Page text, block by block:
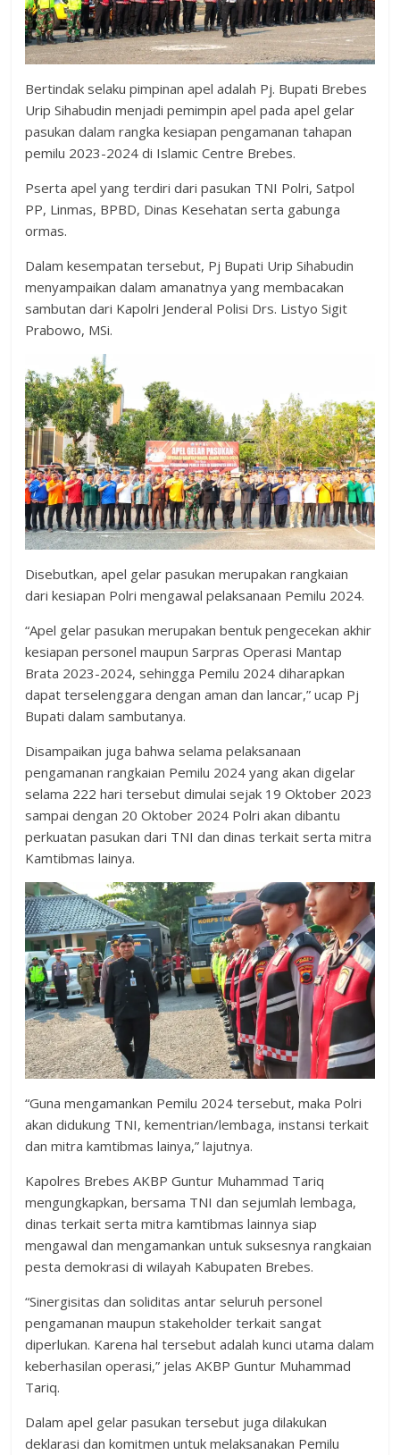
Bertindak selaku pimpinan apel adalah Pj. Bupati Brebes
Urip Sihabudin menjadi pemimpin apel pada apel gelar
pasukan dalam rangka kesiapan pengamanan tahapan
pemilu 2023-2024 di Islamic Centre Brebes.
Pserta apel yang terdiri dari pasukan TNI Polri, Satpol
PP, Linmas, BPBD, Dinas Kesehatan serta gabunga
ormas.
Dalam kesempatan tersebut, Pj Bupati Urip Sihabudin
menyampaikan dalam amanatnya yang membacakan
sambutan dari Kapolri Jenderal Polisi Drs. Listyo Sigit
Prabowo, MSi.
Disebutkan, apel gelar pasukan merupakan rangkaian
dari kesiapan Polri mengawal pelaksanaan Pemilu 2024.
“Apel gelar pasukan merupakan bentuk pengecekan akhir
kesiapan personel maupun Sarpras Operasi Mantap
Brata 2023-2024, sehingga Pemilu 2024 diharapkan
dapat terselenggara dengan aman dan lancar,” ucap Pj
Bupati dalam sambutanya.
Disampaikan juga bahwa selama pelaksanaan
pengamanan rangkaian Pemilu 2024 yang akan digelar
selama 222 hari tersebut dimulai sejak 19 Oktober 2023
sampai dengan 20 Oktober 2024 Polri akan dibantu
perkuatan pasukan dari TNI dan dinas terkait serta mitra
Kamtibmas lainya.
“Guna mengamankan Pemilu 2024 tersebut, maka Polri
akan didukung TNI, kementrian/lembaga, instansi terkait
dan mitra kamtibmas lainya,” lajutnya.
Kapolres Brebes AKBP Guntur Muhammad Tariq
mengungkapkan, bersama TNI dan sejumlah lembaga,
dinas terkait serta mitra kamtibmas lainnya siap
mengawal dan mengamankan untuk suksesnya rangkaian
pesta demokrasi di wilayah Kabupaten Brebes.
“Sinergisitas dan soliditas antar seluruh personel
pengamanan maupun stakeholder terkait sangat
diperlukan. Karena hal tersebut adalah kunci utama dalam
keberhasilan operasi,” jelas AKBP Guntur Muhammad
Tariq.
Dalam apel gelar pasukan tersebut juga dilakukan
deklarasi dan komitmen untuk melaksanakan Pemilu